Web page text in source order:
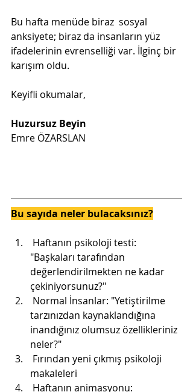
Bu hafta menüde biraz  sosyal
anksiyete; biraz da insanların yüz
ifadelerinin evrenselliği var. İlginç bir
karışım oldu.
Keyifli okumalar,
Huzursuz Beyin
Emre ÖZARSLAN
Bu sayıda neler bulacaksınız?
"Başkaları tarafından
değerlendirilmekten ne kadar
çekiniyorsunuz?"
tarzınızdan kaynaklandığına
inandığınız olumsuz özellikleriniz
neler?"
makaleleri